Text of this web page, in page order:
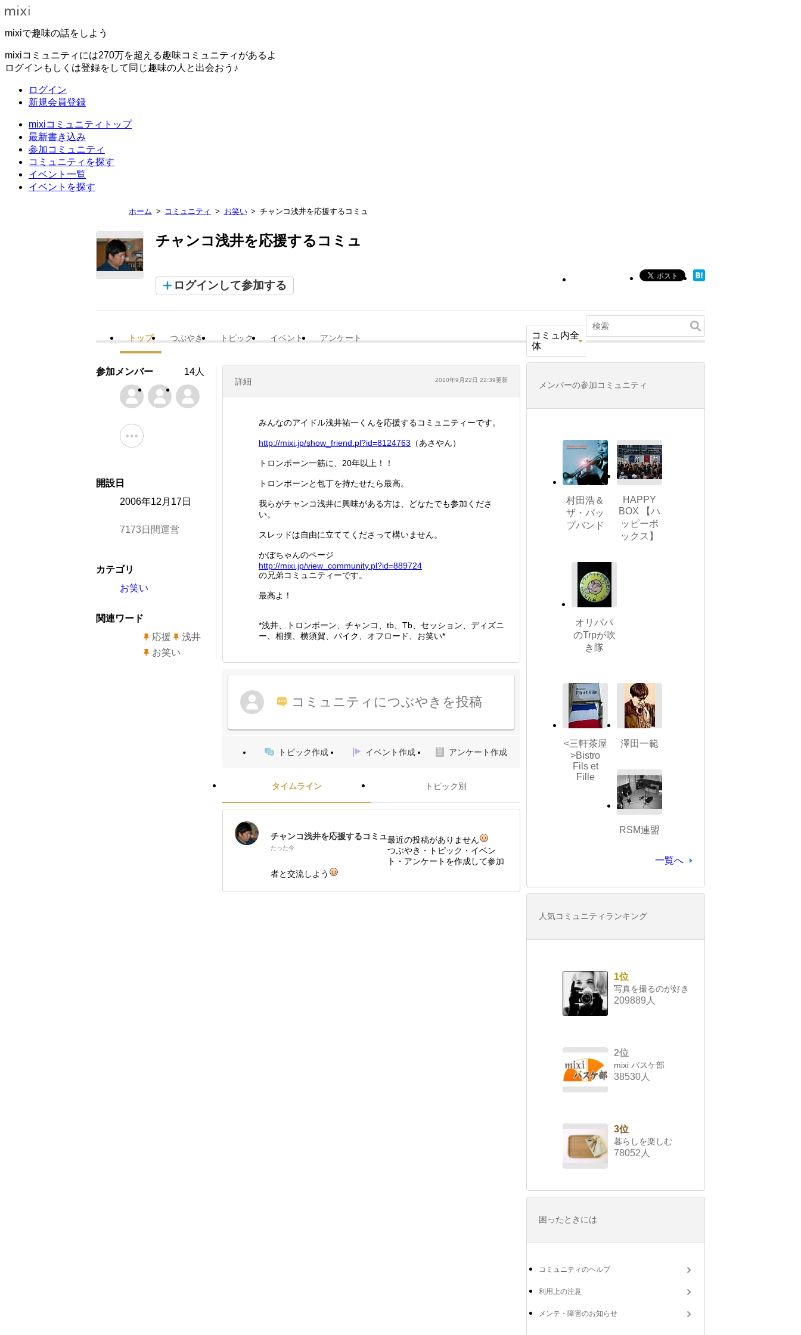
mixiで趣味の話をしよう
mixiコミュニティには270万を超える趣味コミュニティがあるよ
ログインもしくは登録をして同じ趣味の人と出会おう♪
ログイン
新規会員登録
mixiコミュニティトップ
最新書き込み
参加コミュニティ
コミュニティを探す
イベント一覧
イベントを探す
ホーム コミュニティ お笑い チャンコ浅井を応援するコミュ
チャンコ浅井を応援するコミュ
ログインして参加する
トップ つぶやき トピック イベント アンケート
コミュ内全
体
詳細 2010年9月22日 22:39更新
みんなのアイドル浅井祐一くんを応援するコミュニティーです。
http://mixi.jp/show_friend.pl?id=81 24763 （あさやん）
トロンボーン一筋に、20年以上！！
トロンボーンと包丁を持たせたら最高。
我らがチャンコ浅井に興味がある方は、どなたでも参加くださ
い。
スレッドは自由に立ててくださって構いません。
かぼちゃんのページ
http://mixi.jp/view_community.pl?id=889724
の兄弟コミュニティーです。
最高よ！
*浅井、トロンボーン、チャンコ、tb、Tb、セッション、ディズニ
ー、相撲、横須賀、バイク、オフロード、お笑い*
コミュニティにつぶやきを投稿
トピック作成 イベント作成 アンケート作成
タイムライン トピック別
チャンコ浅井を応援するコミュ
たった今
最近の投稿がありません
つぶやき・トピック・イベン
ト・アンケートを作成して参加
者と交流しよう
参加メンバー 14人
開設日
2006年12月17日
7173日間運営
カテゴリ
お笑い
関連ワード
応援
浅井
お笑い
メンバーの参加コミュニティ
村田浩＆
ザ・バッ
プバンド
HAPPY
BOX 【ハ
ッピーボ
ックス】
オリパパ
のTrpが吹
き隊
<三軒茶屋
>Bistro
Fils et
Fille
澤田一範
RSM連盟
一覧へ
人気コミュニティランキング
1位
写真を撮るのが好き
209889人
2位
mixi バスケ部
38530人
3位
暮らしを楽しむ
78052人
困ったときには
コミュニティのヘルプ
利用上の注意
メンテ・障害のお知らせ